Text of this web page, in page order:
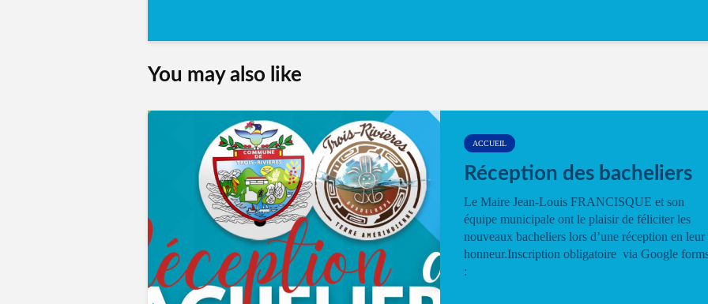
You may also like
ACCUEIL
Réception des bacheliers
Le Maire Jean-Louis FRANCISQUE et son
équipe municipale ont le plaisir de féliciter les
nouveaux bacheliers lors d’une réception en leur
honneur.Inscription obligatoire via Google
: